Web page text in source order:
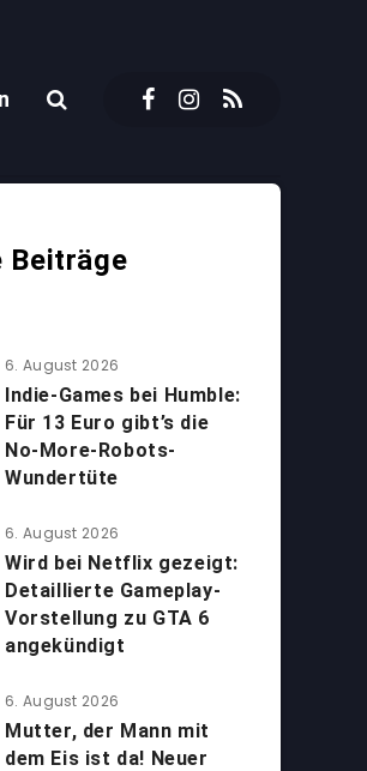
Beiträge
6. August 2026
Indie-Games bei Humble:
Für 13 Euro gibt’s die
No-More-Robots-
Wundertüte
6. August 2026
Wird bei Netflix gezeigt:
Detaillierte Gameplay-
Vorstellung zu GTA 6
angekündigt
6. August 2026
Mutter, der Mann mit
dem Eis ist da! Neuer